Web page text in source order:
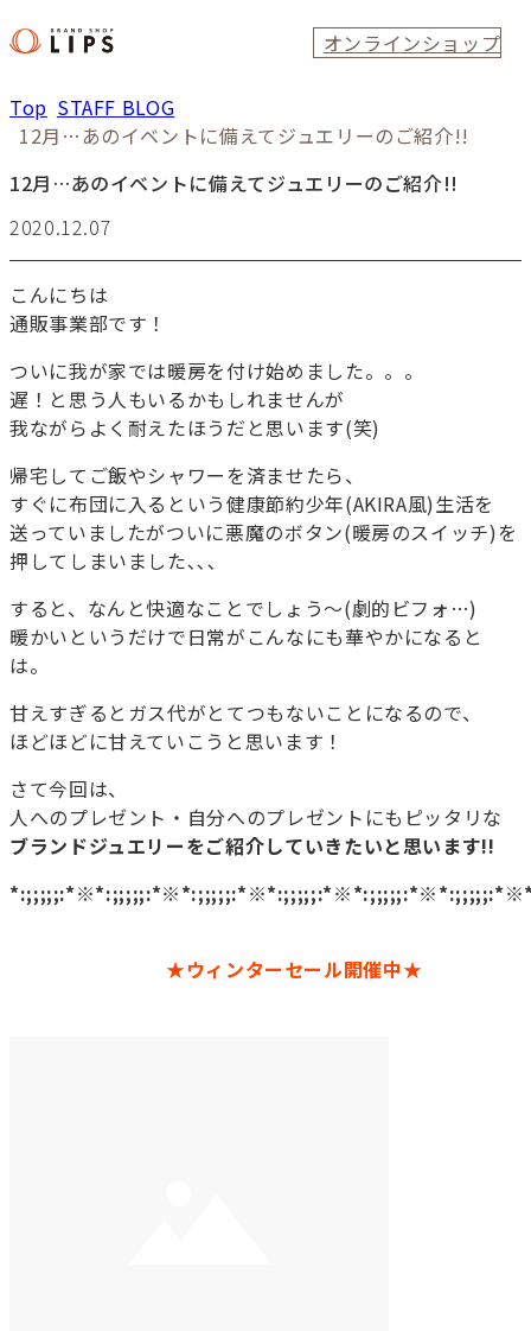
オンラインショップ
Top STAFF BLOG
12月…あのイベントに備えてジュエリーのご紹介!!
12月…あのイベントに備えてジュエリーのご紹介!!
2020.12.07
こんにちは
通販事業部です！
ついに我が家では暖房を付け始めました。。。
遅！と思う人もいるかもしれませんが
我ながらよく耐えたほうだと思います(笑)
帰宅してご飯やシャワーを済ませたら、
すぐに布団に入るという健康節約少年(AKIRA風)生活を
送っていましたがついに悪魔のボタン(暖房のスイッチ)を
押してしまいました､､､
すると、なんと快適なことでしょう～(劇的ビフォ…)
暖かいというだけで日常がこんなにも華やかになると
は。
甘えすぎるとガス代がとてつもないことになるので、
ほどほどに甘えていこうと思います！
さて今回は、
人へのプレゼント・自分へのプレゼントにもピッタリな
ブランドジュエリーをご紹介していきたいと思います!!
★ウィンターセール開催中★